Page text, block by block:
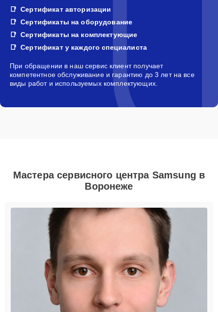
Сертификат авторизации
Сертификаты на оборудование
Сертификаты на комплектующие
Сертификат у каждого специалиста
При обращении в наш сервис клиент получает
компетентное обслуживание и гарантию до 3 лет на все
виды работ и используемых комплектующих.
Мастера сервисного центра Samsung в
Воронеже